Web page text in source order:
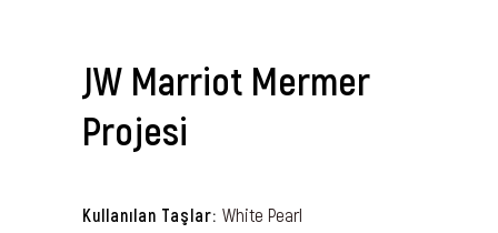
JW Marriot Mermer
Projesi
Kullanılan Taşlar White Pearl